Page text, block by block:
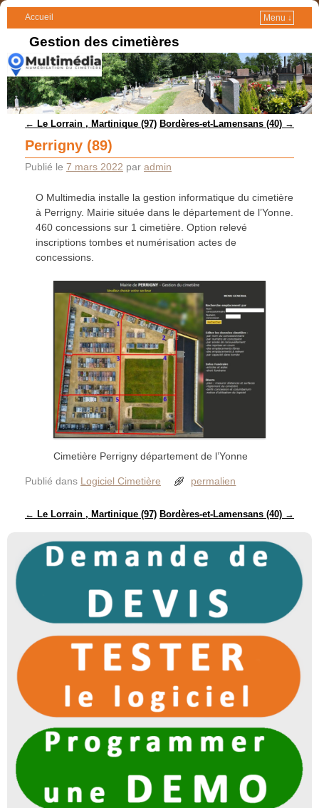
Accueil Menu ↓
Gestion des cimetières
Navigation des articles
← Le Lorrain , Martinique (97) Bordères-et-Lamensans (40) →
Perrigny (89)
Publié le 7 mars 2022 par admin
O Multimedia installe la gestion informatique du cimetière
à Perrigny. Mairie située dans le département de l’Yonne.
460 concessions sur 1 cimetière. Option relevé
inscriptions tombes et numérisation actes de
concessions.
Cimetière Perrigny département de l’Yonne
Publié dans Logiciel Cimetière permalien
Navigation des articles
← Le Lorrain , Martinique (97) Bordères-et-Lamensans (40) →